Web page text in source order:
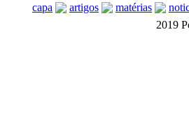
capa artigos matérias
2019